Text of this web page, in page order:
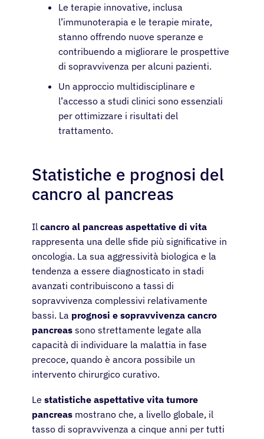
Le terapie innovative, inclusa
l’immunoterapia e le terapie mirate,
stanno offrendo nuove speranze e
contribuendo a migliorare le prospettive
di sopravvivenza per alcuni pazienti.
Un approccio multidisciplinare e
l’accesso a studi clinici sono essenziali
per ottimizzare i risultati del
trattamento.
Statistiche e prognosi del
cancro al pancreas
Il cancro al pancreas aspettative di vita
rappresenta una delle sfide più significative in
oncologia. La sua aggressività biologica e la
tendenza a essere diagnosticato in stadi
avanzati contribuiscono a tassi di
sopravvivenza complessivi relativamente
bassi. La prognosi e sopravvivenza cancro
pancreas sono strettamente legate alla
capacità di individuare la malattia in fase
precoce, quando è ancora possibile un
intervento chirurgico curativo.
Le statistiche aspettative vita tumore
pancreas mostrano che, a livello globale, il
tasso di sopravvivenza a cinque anni per tutti